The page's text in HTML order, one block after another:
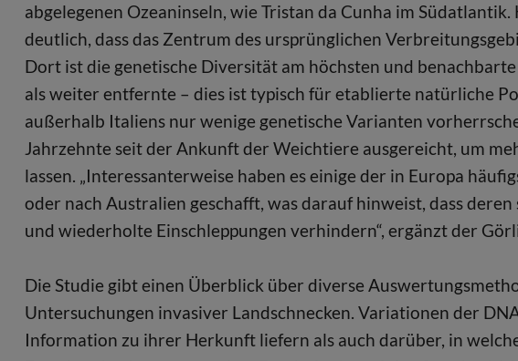
abgelegenen Ozeaninseln, wie Tristan da Cunha im
deutlich, dass das Zentrum des ursprünglichen
Dort ist die genetische Diversität am höchsten und
als weiter entfernte – dies ist typisch für etablierte natürliche
außerhalb Italiens nur wenige genetische Varianten
Jahrzehnte seit der Ankunft der Weichtiere ausgereicht, um
lassen. „Interessanterweise haben es einige der in Europa
oder nach Australien geschafft, was darauf hinweist, dass
und wiederholte Einschleppungen verhindern“, ergänzt der
Die Studie gibt einen Überblick über diverse
Untersuchungen invasiver Landschnecken. Variationen der
Information zu ihrer Herkunft liefern als auch darüber, in